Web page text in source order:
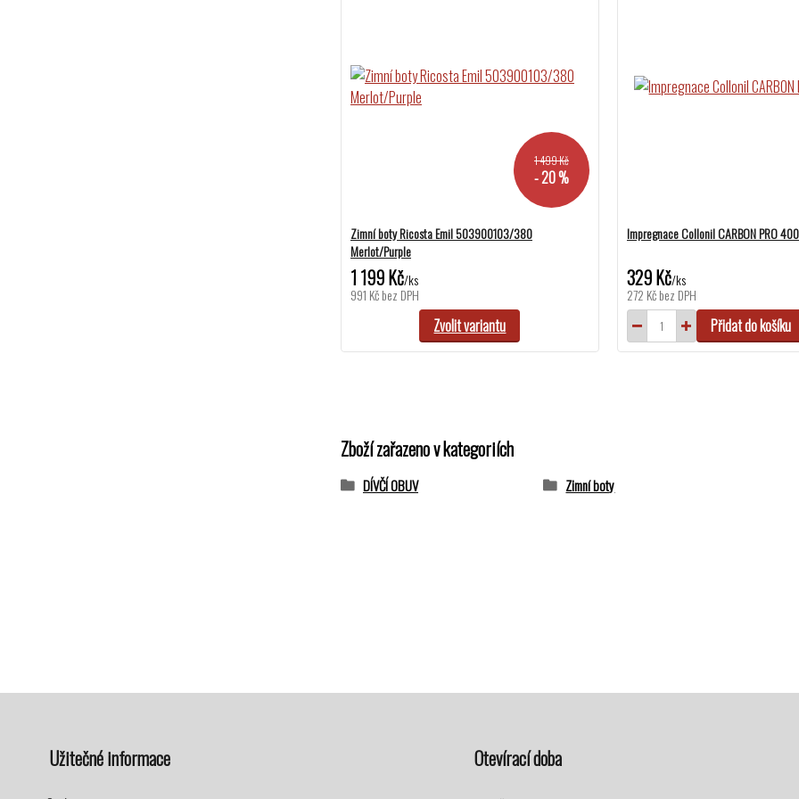
1 499 Kč
- 20 %
Zimní boty Ricosta Emil 503900103/380
Merlot/Purple
1 199 Kč/ks
991 Kčbez DPH
Zvolit variantu
Impregnace Collonil CARBON PRO
329 Kč/ks
272 Kčbez DPH
Přidat do košíku
Zboží zařazeno v kategoriích
DÍVČÍ OBUV Zimní boty
Užitečné informace Otevírací doba